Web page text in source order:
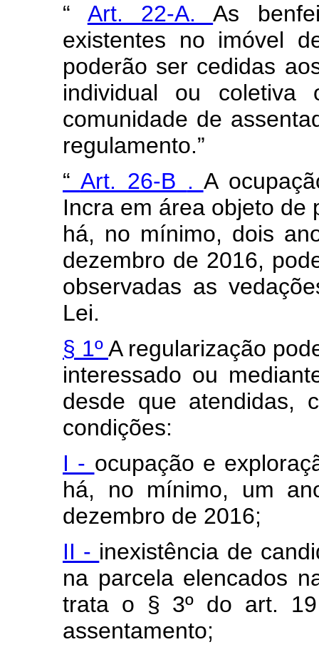
“ Art. 22-A.As
existentes no imóvel
poderão ser cedidas
individual ou
comunidade de
regulamento.”
“ Art. 26-B . A
Incra em área objeto de
há, no mínimo, dois
dezembro de 2016,
observadas as
Lei.
§ 1ºA regularização
interessado ou
desde que atendidas,
condições:
I - ocupação e
há, no mínimo, um
dezembro de 2016;
II - inexistência de
na parcela elencados
trata o § 3º do art.
assentamento;